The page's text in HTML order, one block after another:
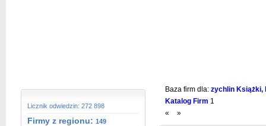
Licznik odwiedzin: 272 898
Firmy z regionu: 149
Baza firm dla: zychlin Książki,
Katalog Firm 1
«
»